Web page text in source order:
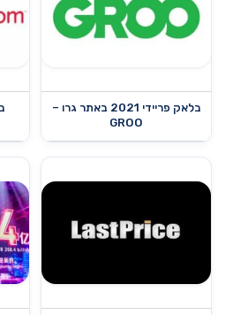
בלאק פריידי 2021 באתר גרו –
GROO